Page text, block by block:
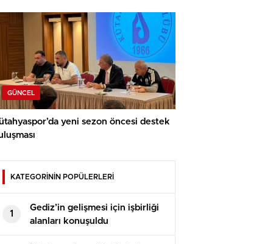
GÜNCEL
yeni sezon öncesi destek
KATEGORİNİN POPÜLERLERİ
1
Gediz’in gelişmesi için işbirliği
alanları konuşuldu